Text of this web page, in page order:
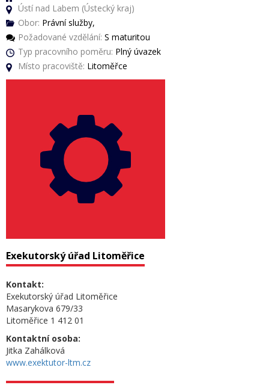
Ústí nad Labem (Ústecký kraj)
Obor: Právní služby,
Požadované vzdělání: S maturitou
Typ pracovního poměru: Plný úvazek
Místo pracoviště: Litoměřce
Exekutorský úřad Litoměřice
Kontakt:
Exekutorský úřad Litoměřice
Masarykova 679/33
Litoměřice 1 412 01
Kontaktní osoba:
Jitka Zahálková
www.exektutor-ltm.cz